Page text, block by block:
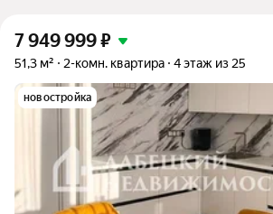
7 949 999₽
51,3 м² 2-комн. квартира 4 этаж из 25
новостройка